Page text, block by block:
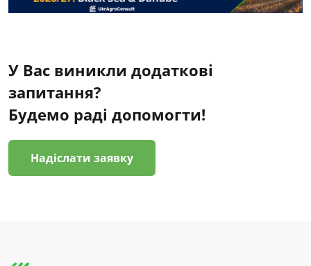
У Вас виникли додаткові
запитання?
Будемо раді допомогти!
Надіслати заявку